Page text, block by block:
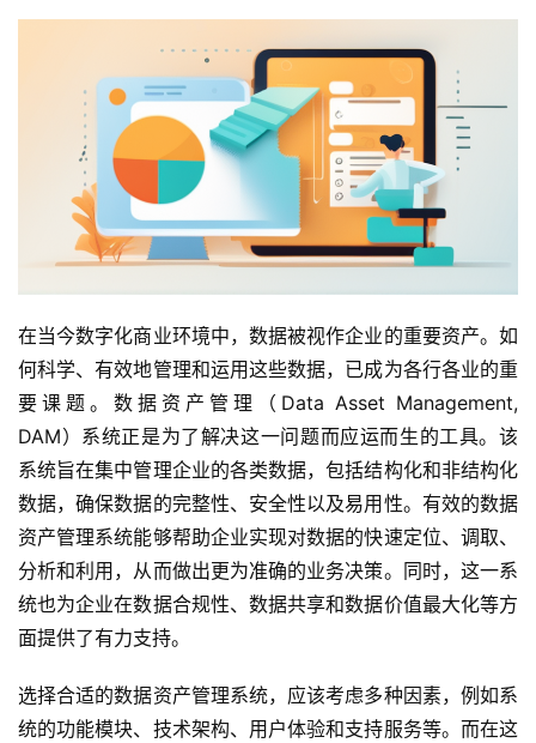
在当今数字化商业环境中，数据被视作企业的重要资产。如
何科学、有效地管理和运用这些数据，已成为各行各业的重
要课题。数据资产管理（Data Asset Management,
DAM）系统正是为了解决这一问题而应运而生的工具。该
系统旨在集中管理企业的各类数据，包括结构化和非结构化
数据，确保数据的完整性、安全性以及易用性。有效的数据
资产管理系统能够帮助企业实现对数据的快速定位、调取、
分析和利用，从而做出更为准确的业务决策。同时，这一系
统也为企业在数据合规性、数据共享和数据价值最大化等方
面提供了有力支持。
选择合适的数据资产管理系统，应该考虑多种因素，例如系
统的功能模块、技术架构、用户体验和支持服务等。而在这